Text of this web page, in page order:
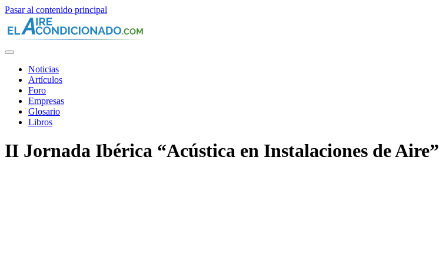
Pasar al contenido principal
Noticias
Artículos
Foro
Empresas
Glosario
Libros
II Jornada Ibérica “Acústica en Instalaciones de Aire”